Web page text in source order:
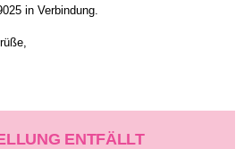
in Verbindung.
ENTFÄLLT